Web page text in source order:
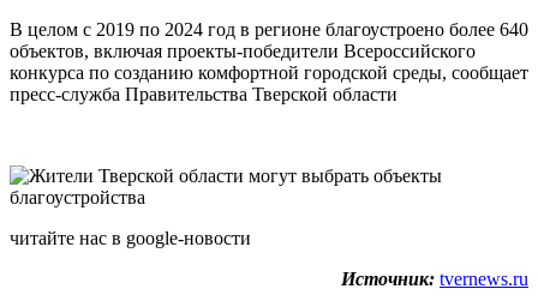
В целом с 2019 по 2024 год в регионе благоустроено более 640
объектов, включая проекты-победители Всероссийского
конкурса по созданию комфортной городской среды, сообщает
пресс-служба Правительства Тверской области
читайте нас в google-новости
Источник: tvernews.ru